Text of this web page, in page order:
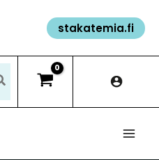
stakatemia.fi